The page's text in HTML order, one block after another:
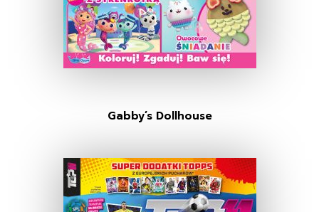
Gabby’s Dollhouse